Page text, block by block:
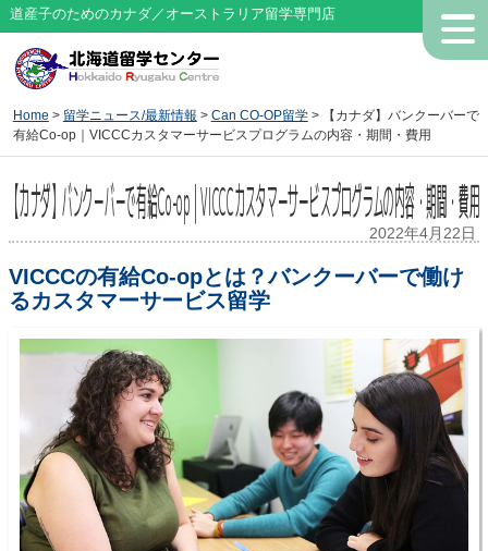
道産子のためのカナダ／オーストラリア留学専門店
Home > 留学ニュース/最新情報 > Can CO-OP留学> 【カナダ】バンクーバーで
有給Co-op｜VICCCカスタマーサービスプログラムの内容・期間・費用
【カナダ】バンクーバーで有給Co-op｜VICCCカスタマーサービスプログラムの内容・期間・費用
2022年4月22日
VICCCの有給Co-opとは？バンクーバーで働け
るカスタマーサービス留学